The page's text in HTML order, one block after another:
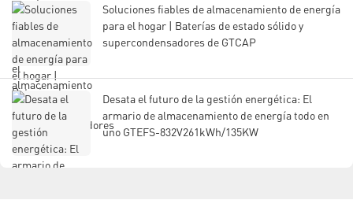
Soluciones fiables de almacenamiento de energía
para el hogar | Baterías de estado sólido y
supercondensadores de GTCAP
Desata el futuro de la gestión energética: El
armario de almacenamiento de energía todo en
uno GTEFS-832V261kWh/135KW